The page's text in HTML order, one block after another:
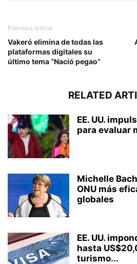
Previous article
Vakeró elimina de todas las
plataformas digitales su
último tema “Nació pegao”
RELATED
EE. UU.
para evaluar
Michelle
ONU más
globales
EE. UU.
hasta
turismo...